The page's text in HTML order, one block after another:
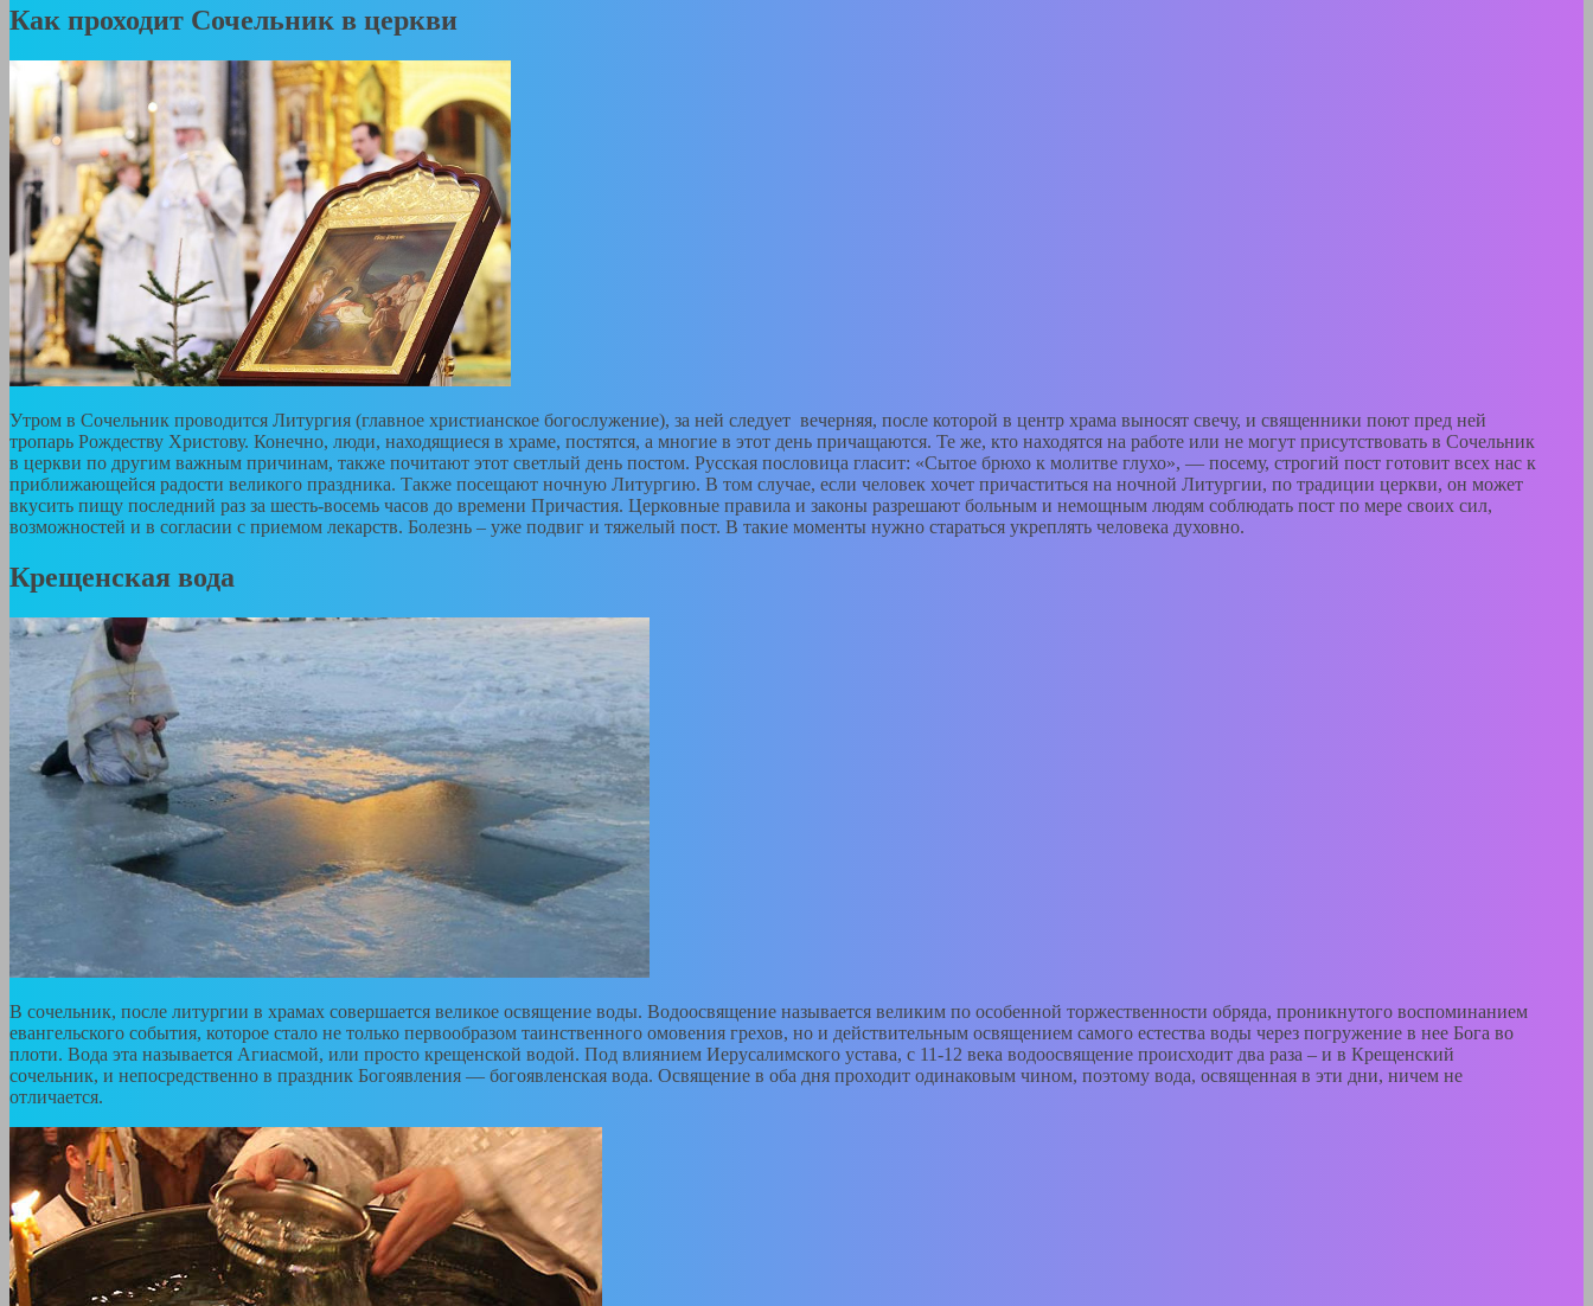
Как проходит Сочельник в церкви
Утром в Сочельник проводится Литургия (главное христианское богослужение), за ней следует вечерняя, после которой в центр храма выносят свечу, и священники поют пред ней
тропарь Рождеству Христову. Конечно, люди, находящиеся в храме, постятся, а многие в этот день причащаются. Те же, кто находятся на работе или не могут присутствовать в Сочельник
в церкви по другим важным причинам, также почитают этот светлый день постом. Русская пословица гласит: «Сытое брюхо к молитве глухо», — посему, строгий пост готовит всех нас к
приближающейся радости великого праздника. Также посещают ночную Литургию. В том случае, если человек хочет причаститься на ночной Литургии, по традиции церкви, он может
вкусить пищу последний раз за шесть-восемь часов до времени Причастия. Церковные правила и законы разрешают больным и немощным людям соблюдать пост по мере своих сил,
возможностей и в согласии с приемом лекарств. Болезнь – уже подвиг и тяжелый пост. В такие моменты нужно стараться укреплять человека духовно.
Крещенская вода
В сочельник, после литургии в храмах совершается великое освящение воды. Водоосвящение называется великим по особенной торжественности обряда, проникнутого воспоминанием
евангельского события, которое стало не только первообразом таинственного омовения грехов, но и действительным освящением самого естества воды через погружение в нее Бога во
плоти. Вода эта называется Агиасмой, или просто крещенской водой. Под влиянием Иерусалимского устава, с 11-12 века водоосвящение происходит два раза – и в Крещенский
сочельник, и непосредственно в праздник Богоявления — богоявленская вода. Освящение в оба дня проходит одинаковым чином, поэтому вода, освященная в эти дни, ничем не
отличается.